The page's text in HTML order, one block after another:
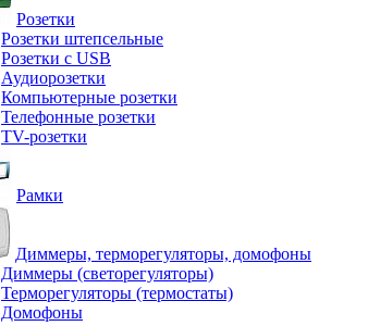
Розетки
Розетки штепсельные
Розетки с USB
Аудиорозетки
Компьютерные розетки
Телефонные розетки
TV-розетки
Рамки
Диммеры, терморегуляторы, домофоны
Диммеры (светорегуляторы)
Терморегуляторы (термостаты)
Домофоны